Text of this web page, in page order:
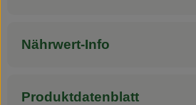
Nährwert-Info
Produktdatenblatt